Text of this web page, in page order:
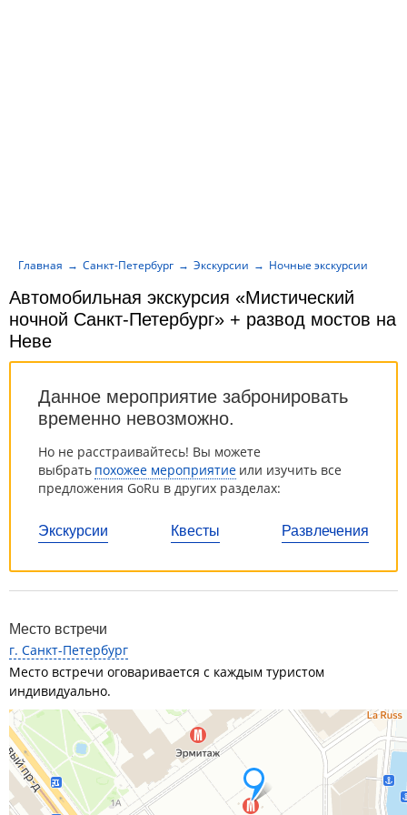
Данное мероприятие забронировать
временно невозможно.
Но не расстраивайтесь! Вы можете
выбрать похожее мероприятие или изучить все
предложения GoRu в других разделах:
Экскурсии Квесты Развлечения
Автомобильная экскурсия «Мистический
ночной Санкт-Петербург» + развод мостов на
Неве
Главная Санкт-Петербург Экскурсии Ночные экскурсии
Место встречи
г. Санкт-Петербург
Место встречи оговаривается с каждым туристом
индивидуально.